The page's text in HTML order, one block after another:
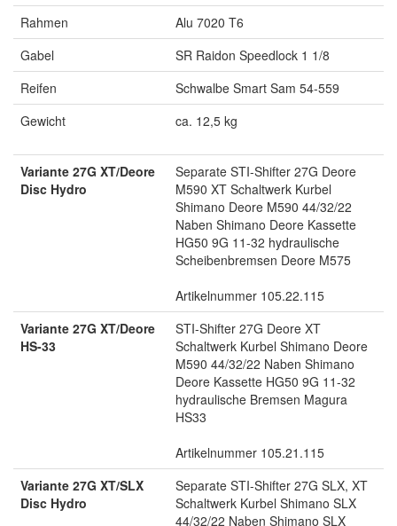
Rahmen
Alu 7020 T6
Gabel
SR Raidon Speedlock 1 1/8
Reifen
Schwalbe Smart Sam 54-559
Gewicht
ca. 12,5 kg
Variante 27G XT/Deore
Disc Hydro
Separate STI-Shifter 27G Deore
M590 XT Schaltwerk Kurbel
Shimano Deore M590 44/32/22
Naben Shimano Deore Kassette
HG50 9G 11-32 hydraulische
Scheibenbremsen Deore M575
Artikelnummer 105.22.115
Variante 27G XT/Deore
HS-33
STI-Shifter 27G Deore XT
Schaltwerk Kurbel Shimano Deore
M590 44/32/22 Naben Shimano
Deore Kassette HG50 9G 11-32
hydraulische Bremsen Magura
HS33
Artikelnummer 105.21.115
Variante 27G XT/SLX
Disc Hydro
Separate STI-Shifter 27G SLX, XT
Schaltwerk Kurbel Shimano SLX
44/32/22 Naben Shimano SLX